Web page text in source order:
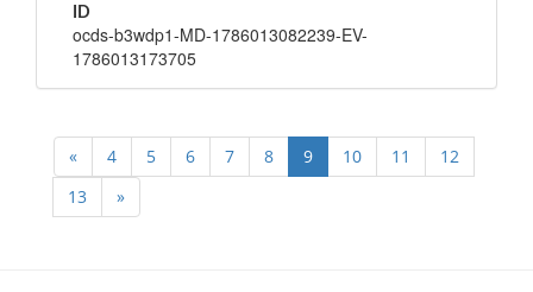
ID
ocds-b3wdp1-MD-1786013082239-EV-
1786013173705
« 4 5 6 7 8 9 10 11
12
13
»